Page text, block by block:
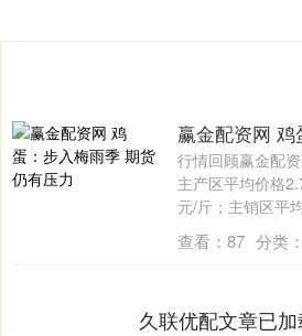
行情回顾赢金配
主产区平均价格
元/斤；主销区平
查看： 87 分类：
久联优配文章已